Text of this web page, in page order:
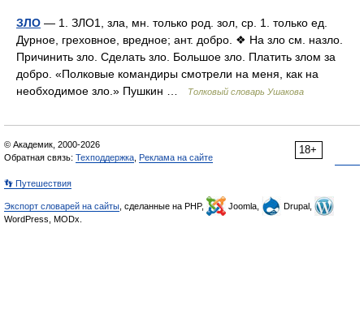
ЗЛО — 1. ЗЛО1, зла, мн. только род. зол, ср. 1. только ед.
Дурное, греховное, вредное; ант. добро. ❖ На зло см. назло.
Причинить зло. Сделать зло. Большое зло. Платить злом за
добро. «Полковые командиры смотрели на меня, как на
необходимое зло.» Пушкин …
Толковый словарь Ушакова
18+
© Академик, 2000-2026
Обратная связь: Техподдержка Реклама на сайте
👣 Путешествия
Экспорт словарей на сайты , сделанные на PHP, Joomla,
Drupal,
WordPress, MODx.